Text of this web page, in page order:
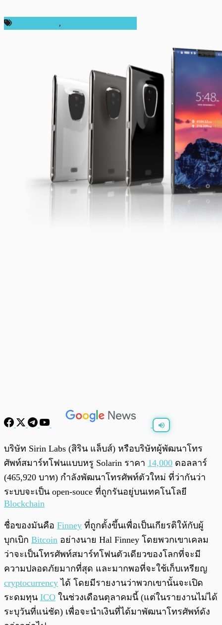
,
0:00 /0:00
บริษัท Sirin Labs (สิริน แล็บส์) หรือบริษัทผู้พัฒนาโทร
ศัพท์สมาร์ทโฟนแบบหรู Solarin ราคา 14,000 ดอลลาร์
(465,920 บาท) กำลังพัฒนาโทรศัพท์ตัวใหม่ ที่ว่ากันว่า
ระบบจะเป็น open-souce ที่ถูกรันอยู่บนเทคโนโลยี
Blockchain
ชื่อของมันคือ Finney ที่ถูกตั้งขึ้นเพื่อเป็นเกียรติให้กับผู้
บุกเบิก Bitcoin อย่างนาย Hal Finney โดยพวกเขาเคลม
ว่าจะเป็นโทรศัพท์สมาร์ทโฟนตัวเดียวของโลกที่จะมี
ความปลอดภัยมากที่สุด และมากพอที่จะใช้เก็บเหรียญ
cryptocurrency ได้ โดยมีรายงานว่าพวกเขานั้นจะเปิด
ระดมทุน ICO ในช่วงเดือนตุลาคมนี้ (แต่ในรายงานไม่ได้
ระบุวันที่แน่ชัด) เพื่อจะนำเงินที่ได้มาพัฒนาโทรศัพท์ดัง